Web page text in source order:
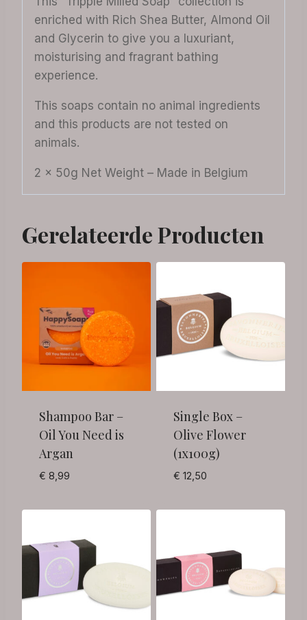
enriched with Rich Shea Butter, Almond Oil
and Glycerin to give you a luxuriant,
moisturising and fragrant bathing
experience.
This soaps contain no animal ingredients
and this products are not tested on
animals.
2 x 50g Net Weight – Made in Belgium
Gerelateerde Producten
Shampoo Bar –
Oil You Need is
Argan
€ 8,99
Single Box –
Olive Flower
(1x100g)
€ 12,50